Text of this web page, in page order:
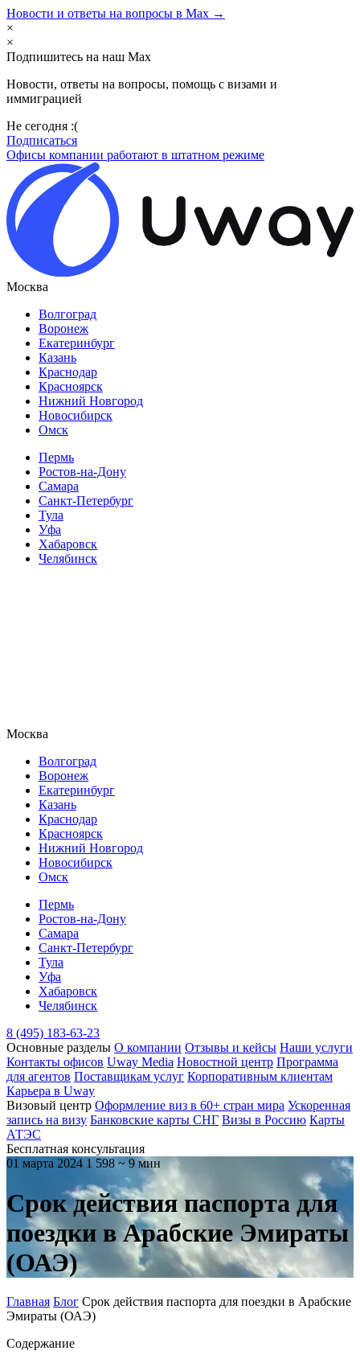
Новости и ответы на вопросы в Max →
×
×
Подпишитесь на наш Max
Новости, ответы на вопросы, помощь с визами и
иммиграцией
Не сегодня :(
Подписаться
Офисы компании работают в штатном режиме
Москва
Волгоград
Воронеж
Екатеринбург
Казань
Краснодар
Красноярск
Нижний Новгород
Новосибирск
Омск
Пермь
Ростов-на-Дону
Самара
Санкт-Петербург
Тула
Уфа
Хабаровск
Челябинск
Москва
Волгоград
Воронеж
Екатеринбург
Казань
Краснодар
Красноярск
Нижний Новгород
Новосибирск
Омск
Пермь
Ростов-на-Дону
Самара
Санкт-Петербург
Тула
Уфа
Хабаровск
Челябинск
8 (495) 183-63-23
Основные разделы О компании Отзывы и кейсы Наши услуги
Контакты офисов Uway Media Новостной центр Программа
для агентов Поставщикам услуг Корпоративным клиентам
Карьера в Uway
Визовый центр Оформление виз в 60+ стран мира Ускоренная
запись на визу Банковские карты СНГ Визы в Россию Карты
АТЭС
Бесплатная консультация
01 марта 2024 1 598 ~ 9 мин
Срок действия паспорта для
поездки в Арабские Эмираты
(ОАЭ)
Главная Блог Срок действия паспорта для поездки в Арабские
Эмираты (ОАЭ)
Содержание